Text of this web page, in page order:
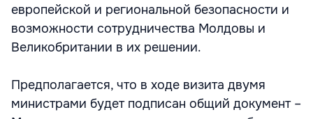
европейской и региональной безопасности и
возможности сотрудничества Молдовы и
Великобритании в их решении.
Предполагается, что в ходе визита двумя
министрами будет подписан общий документ –